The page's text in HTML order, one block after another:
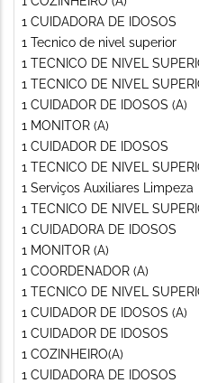
1 CUIDADORA DE IDOSOS
1 Tecnico de nivel superior
1 TECNICO DE NIVEL
1 TECNICO DE NIVEL
1 CUIDADOR DE IDOSOS (A)
1 MONITOR (A)
1 CUIDADOR DE IDOSOS
1 TECNICO DE NIVEL
1 Serviços Auxiliares Limpeza
1 TECNICO DE NIVEL
1 CUIDADORA DE IDOSOS
1 MONITOR (A)
1 COORDENADOR (A)
1 TECNICO DE NIVEL
1 CUIDADOR DE IDOSOS (A)
1 CUIDADOR DE IDOSOS
1 COZINHEIRO(A)
1 CUIDADORA DE IDOSOS